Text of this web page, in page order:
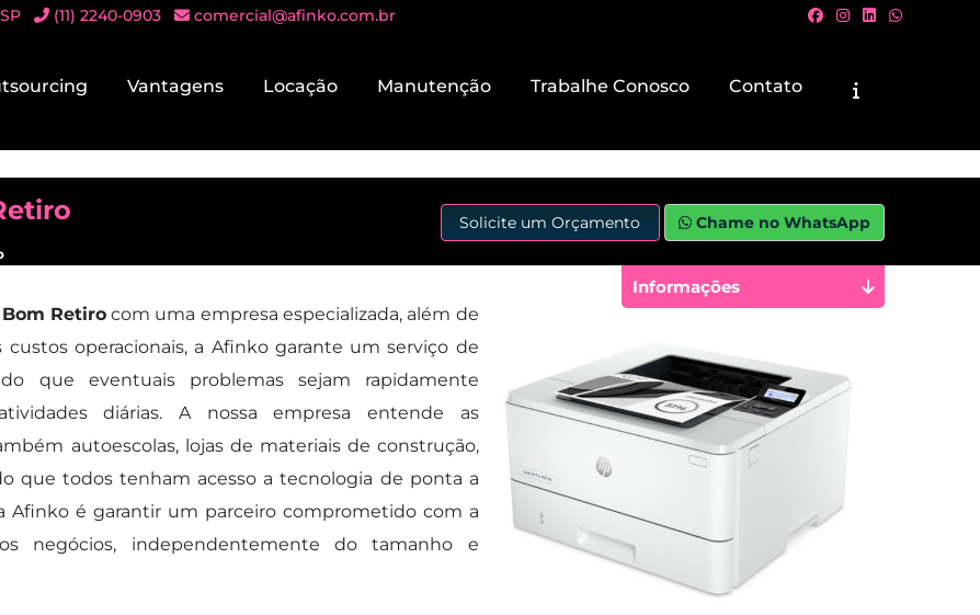
(11) 2240-0903 comercial@afinko.com.br
Vantagens Locação Manutenção Trabalhe Conosco Contato
Solicite um Orçamento Chame no WhatsApp
Retirocom uma empresa especializada, além de
operacionais, a Afinko garante um serviço de
que eventuais problemas sejam rapidamente
diárias. A nossa empresa entende as
autoescolas, lojas de materiais de construção,
que todos tenham acesso a tecnologia de ponta a
Afinko é garantir um parceiro comprometido com a
negócios, independentemente do tamanho e
Informações